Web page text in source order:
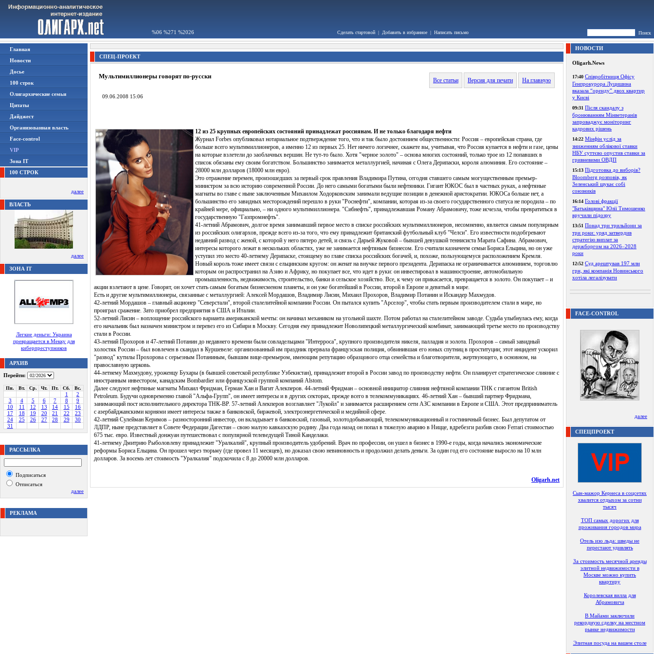
%06 %271 %2026 Сделать стартовой | Добавить в избранное | Написать письмо Поиск
Главная
Новости
Досье
100 строк
Олигархические семьи
Цитаты
Дайджест
Организованная власть
Face-control
VIP
Зона IT
100 СТРОК
далее
ВЛАСТЬ
далее
ЗОНА IT
Легкие деньги: Украина
превращается в Мекку для
киберпреступников
АРХИВ
Перейти:
Пн. Вт. Ср. Чт. Пт. Сб. Вс.
1
2
3
4 5 6 7 8
9
10
11 12 13 14 15
16
17
18 19 20 21 22
23
24
25 26 27 28 29
30
31
РАССЫЛКА
Подписаться
Отписаться
далее
РЕКЛАМА
СПЕЦ-ПРОЕКТ
Мультимиллионеры говорят по-русски
Все статьи Версия для печати На главную
09.06.2008 15:06
12 из 25 крупных европейских состояний принадлежат россиянам. И не только благодаря нефти
Журнал Forbes опубликовал нотариальное подтверждение того, что и так было достоянием общественности: Россия – европейская страна, где
больше всего мультимиллионеров, а именно 12 из первых 25. Нет ничего логичнее, скажете вы, учитывая, что Россия купается в нефти и газе, цены
на которые взлетели до заоблачных вершин. Не тут-то было. Хотя "черное золото" – основа многих состояний, только трое из 12 попавших в
список обязаны ему своим богатством. Большинство занимается металлургией, начиная с Олега Дерипаски, короля алюминия. Его состояние –
28000 млн долларов (18000 млн евро).
Это отражение перемен, произошедших за первый срок правления Владимира Путина, сегодня ставшего самым могущественным премьер-
министром за всю историю современной России. До него самыми богатыми были нефтяники. Гигант ЮКОС был в частных руках, а нефтяные
магнаты во главе с ныне заключенным Михаилом Ходорковским занимали ведущие позиции в денежной аристократии. ЮКОСа больше нет, а
большинство его завидных месторождений перешло в руки "Роснефти", компании, которая из-за своего государственного статуса не породила – по
крайней мере, официально, – ни одного мультимиллионера. "Сибнефть", принадлежавшая Роману Абрамовичу, тоже исчезла, чтобы превратиться в
государственную "Газпромнефть".
41-летний Абрамович, долгое время занимавший первое место в списке российских мультимиллионеров, несомненно, является самым популярным
из российских олигархов, прежде всего из-за того, что ему принадлежит британский футбольный клуб "Челси". Его известности подобгревают
недавний развод с женой, с которой у него пятеро детей, и связь с Дарьей Жуковой – бывшей девушкой теннисиста Марата Сафина. Абрамович,
интересы которого лежат в нескольких областях, уже не занимается нефтяным бизнесом. Его считали казначеем семьи Бориса Ельцина, но он уже
уступил это место 40-летнему Дерипаске, стоящему во главе списка российских богачей, и, похоже, пользующемуся расположением Кремля.
Новый король тоже имеет связи с ельцинским кругом: он женат на внучке первого президента. Дерипаска не ограничивается алюминием, торговлю
которым он распространил на Азию и Африку, но покупает все, что идет в руки: он инвестировал в машиностроение, автомобильную
промышленность, недвижимость, строительство, банки и сельское хозяйство. Все, к чему он прикасается, превращается в золото. Он покупает – и
акции взлетают в цене. Говорят, он хочет стать самым богатым бизнесменом планеты, и он уже богатейший в России, второй в Европе и девятый в мире.
Есть и другие мультимиллионеры, связанные с металлургией: Алексей Мордашов, Владимир Лисин, Михаил Прохоров, Владимир Потанин и Искандер Махмудов.
42-летний Мордашов – главный акционер "Северстали", второй сталелитейной компании России. Он пытался купить "Арселор", чтобы стать первым производителем стали в мире, но
проиграл сражение. Зато приобрел предприятия в США и Италии.
52-летний Лисин – воплощение российского варианта американской мечты: он начинал механиком на угольной шахте. Потом работал на сталелитейном заводе. Судьба улыбнулась ему, когда
его начальник был назначен министром и перевез его из Сибири в Москву. Сегодня ему принадлежит Новолипецкий металлургический комбинат, занимающий третье место по производству
стали в России.
43-летний Прохоров и 47-летний Потанин до недавнего времени были совладельцами "Интерроса", крупного производителя никеля, палладия и золота. Прохоров – самый завидный
холостяк России – был вовлечен в скандал в Куршевеле: организованный им праздник прервала французская полиция, обвинившая его юных спутниц в проституции; этот инцидент ускорил
"развод" кутилы Прохорова с серьезным Потаниным, бывшим вице-премьером, имеющим репутацию образцового отца семейства и благотворителя, жертвующего, в основном, на
православную церковь.
44-летнему Махмудову, уроженцу Бухары (в бывшей советской республике Узбекистан), принадлежит второй в России завод по производству нефти. Он планирует стратегическое слияние с
иностранным инвестором, канадским Bombardier или французской группой компаний Alstom.
Далее следуют нефтяные магнаты Михаил Фридман, Герман Хан и Вагит Алекперов. 44-летний Фридман – основной инициатор слияния нефтяной компании ТНК с гигантом British
Petroleum. Будучи одновременно главой "Альфа-Групп", он имеет интересы и в других секторах, прежде всего в телекоммуникациях. 46-летний Хан – бывший партнер Фридмана,
занимающий пост исполнительного директора ТНК-BP. 57-летний Алекперов возглавляет "Лукойл" и занимается расширением сети АЗС компании в Европе и США. Этот предприниматель
с азербайджанскими корнями имеет интересы также в банковской, биржевой, электроэнергетической и медийной сфере.
42-летний Сулейман Керимов – разносторонний инвестор, он вкладывает в банковский, газовый, золотодобывающий, телекоммуникационный и гостиничный бизнес. Был депутатом от
ЛДПР, ныне представляет в Совете Федерации Дагестан – свою малую кавказскую родину. Два года назад он попал в тяжелую аварию в Ницце, вдребезги разбив свою Ferrari стоимостью
675 тыс. евро. Известный донжуан путешествовал с популярной телеведущей Тиной Канделаки.
41-летнему Дмитрию Рыболовлеву принадлежит "Уралкалий", крупный производитель удобрений. Врач по профессии, он ушел в бизнес в 1990-е годы, когда начались экономические
реформы Бориса Ельцина. Он прошел через тюрьму (где провел 11 месяцев), но доказал свою невиновность и продолжил делать деньги. За один год его состояние выросло на 10 млн
долларов. За восемь лет стоимость "Уралкалия" подскочила с 8 до 20000 млн долларов.
Oligarh.net
НОВОСТИ
Oligarh.News
17:40 Співробітниця Офісу
Генпрокурора Луцишина
вказала “оренду” двох квартир
у Києві
09:31 Після скандалу з
бронюванням Мінветеранів
запроваджує моніторинг
кадрових рішень
14:22 Мінфін услід за
зниженням облікової ставки
НБУ суттєво опустив ставки за
гривневими ОВДП
15:13 Підготовка до виборів?
Bloomberg розповів, як
Зеленський шукає собі
союзників
16:14 Голові фракції
"Батьківщина" Юлії Тимошенко
вручили підозру
13:51 Понад три трильйони за
три роки: уряд затвердив
стратегію виплат за
держборгом на 2026–2028
роки
12:52 Суд арештував 197 млн
грн, які компанія Новинського
хотіла легалізувати
FACE-CONTROL
далее
СПЕЦПРОЕКТ
Сын-мажор Кернеса в соцсетях
хвалится отдыхом за сотни
тысяч
ТОП самых дорогих для
проживания городов мира
Отель изо льда: шведы не
перестают удивлять
За стоимость месячной аренды
элитной недвижимости в
Москве можно купить
квартиру
Королевская вилла для
Абрамовича
В Майами заключили
рекордную сделку на местном
рынке недвижимости
Элитная посуда на вашем столе